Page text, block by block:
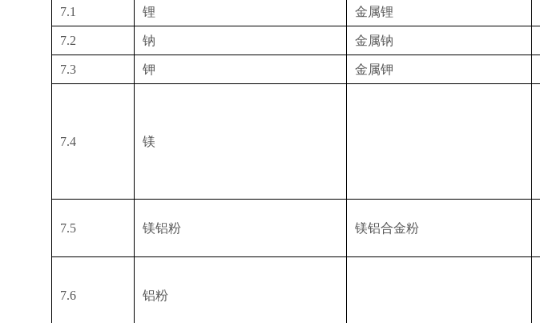
7.1 锂 金属锂
7.2 钠 金属钠
7.3 钾 金属钾
7.4 镁
7.5 镁铝粉 镁铝合金粉
7.6 铝粉